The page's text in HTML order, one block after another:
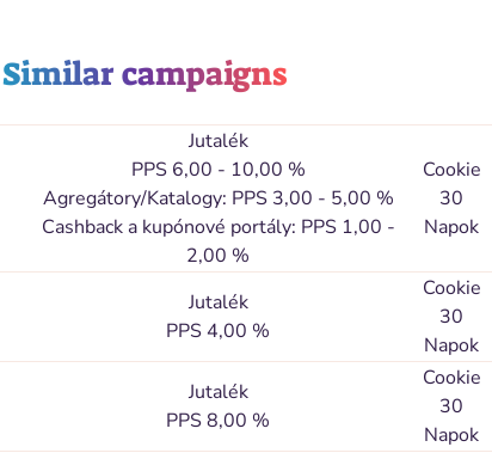
Similar campaigns
Jutalék
PPS 6,00 - 10,00 %
Agregátory/Katalogy: PPS 3,00 - 5,00 %
Cashback a kupónové portály: PPS 1,00 -
2,00 %
Cookie
30
Napok
Jutalék
PPS 4,00 %
Cookie
30
Napok
Jutalék
PPS 8,00 %
Cookie
30
Napok